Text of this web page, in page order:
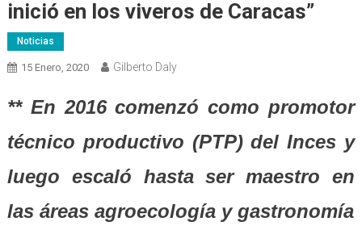
inició en los viveros de Caracas”
Noticias
15 Enero, 2020 Gilberto Daly
** En 2016 comenzó como promotor
técnico productivo (PTP) del Inces y
luego escaló hasta ser maestro en
las áreas agroecología y gastronomía